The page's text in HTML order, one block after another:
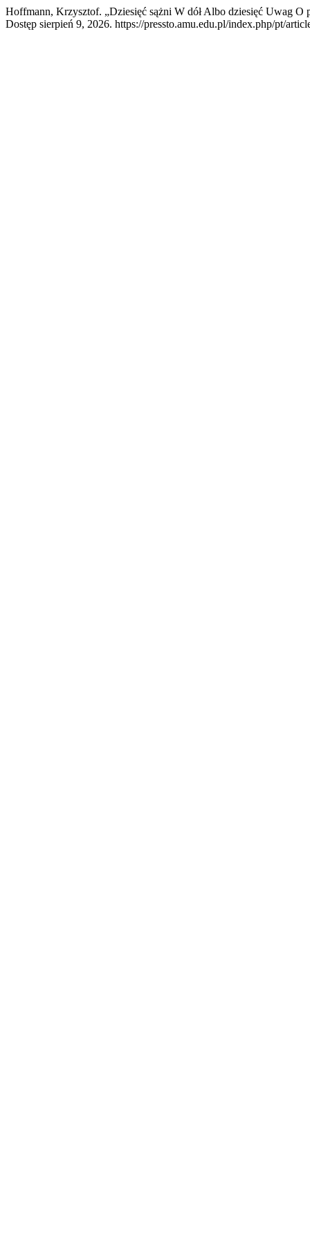
Hoffmann, Krzysztof. „Dziesięć sążni W dół Albo dziesięć Uwag O
Dostęp sierpień 9, 2026. https://pressto.amu.edu.pl/index.php/pt/